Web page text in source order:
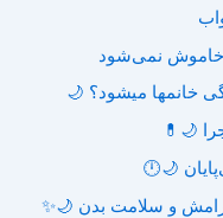
خاموش نمی‌شود
🌙💊
🌙🕛
و سلامت بدن 🌙✨